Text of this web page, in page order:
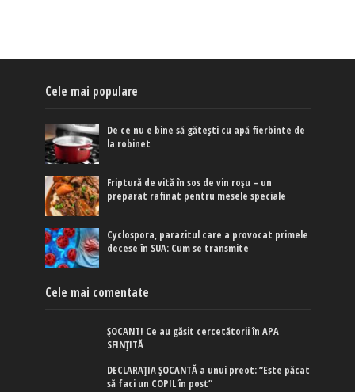
Cele mai populare
De ce nu e bine să gătești cu apă fierbinte de
la robinet
Friptură de vită în sos de vin roșu – un
preparat rafinat pentru mesele speciale
Cyclospora, parazitul care a provocat primele
decese în SUA: Cum se transmite
Cele mai comentate
ȘOCANT! Ce au găsit cercetătorii în APA
SFINȚITĂ
DECLARAȚIA ȘOCANTĂ a unui preot: ”Este păcat
să faci un COPIL în post”